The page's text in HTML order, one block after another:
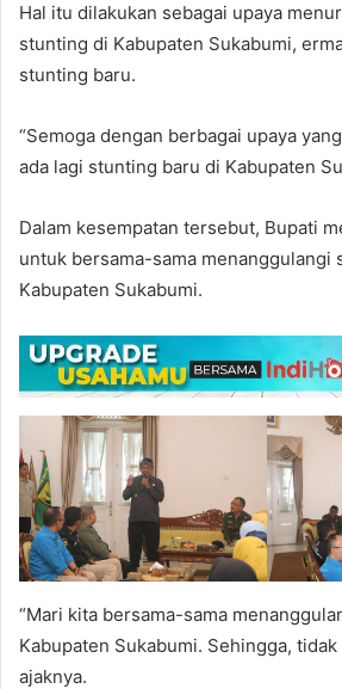
Hal itu dilakukan sebagai upaya
stunting di Kabupaten Sukabumi,
stunting baru.
“Semoga dengan berbagai upaya
ada lagi stunting baru di Kabupaten
Dalam kesempatan tersebut, Bupati
untuk bersama-sama menanggulangi
Kabupaten Sukabumi.
“Mari kita bersama-sama
Kabupaten Sukabumi. Sehingga, tidak
ajaknya.